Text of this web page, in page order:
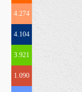
4.274
4.104
3.921
1.090